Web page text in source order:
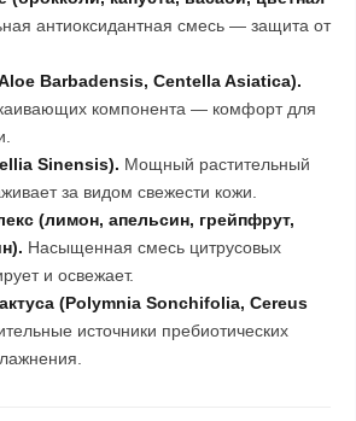
антиоксидантная смесь — защита от
Barbadensis, Centella Asiatica).
компонента — комфорт для
Sinensis). Мощный растительный
за видом свежести кожи.
(лимон, апельсин, грейпфрут,
Насыщенная смесь цитрусовых
и освежает.
(Polymnia Sonchifolia, Cereus
источники пребиотических